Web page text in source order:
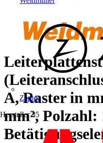
Zaptec
Hersteller 35
A, Raster in
mm²,